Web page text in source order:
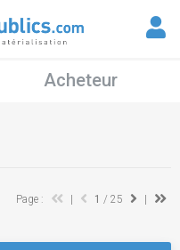
Acheteur
Page : 1 / 25